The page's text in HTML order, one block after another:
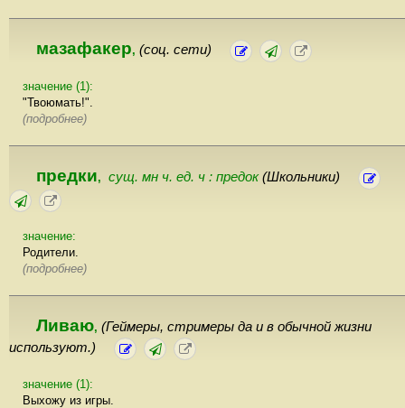
мазафакер, (соц. сети)
значение (1):
"Твоюмать!".
(подробнее)
предки, сущ. мн ч. ед. ч : предок(Школьники)
значение:
Родители.
(подробнее)
Ливаю, (Геймеры, стримеры да и в обычной жизни
используют.)
значение (1):
Выхожу из игры.